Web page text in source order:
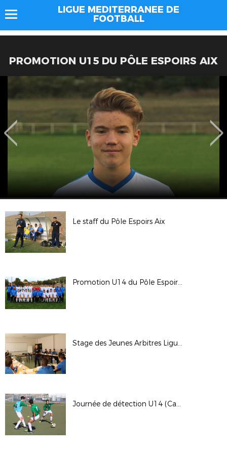
LIGUE MEDITERRANEE DE
FOOTBALL
PROMOTION U15 DU PÔLE ESPOIRS AIX
Le staff du Pôle Espoirs Aix
Promotion U14 du Pôle Espoirs Aix
Stage des Jeunes Arbitres Ligue (Sainte-Tulle)
Journée de détection U14 (Cannet-Rocheville)